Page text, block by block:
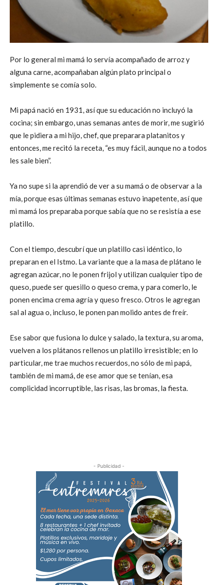
Por lo general mi mamá lo servía acompañado de arroz y
alguna carne, acompañaban algún plato principal o
simplemente se comía solo.
Mi papá nació en 1931, así que su educación no incluyó la
cocina; sin embargo, unas semanas antes de morir, me sugirió
que le pidiera a mi hijo, chef, que preparara platanitos y
entonces, me recitó la receta, “es muy fácil, aunque no a todos
les sale bien”.
Ya no supe si la aprendió de ver a su mamá o de observar a la
mía, porque esas últimas semanas estuvo inapetente, así que
mi mamá los preparaba porque sabía que no se resistía a ese
platillo.
Con el tiempo, descubrí que un platillo casi idéntico, lo
preparan en el Istmo. La variante que a la masa de plátano le
agregan azúcar, no le ponen frijol y utilizan cualquier tipo de
queso, puede ser quesillo o queso crema, y para comerlo, le
ponen encima crema agría y queso fresco. Otros le agregan
sal al agua o, incluso, le ponen pan molido antes de freír.
Ese sabor que fusiona lo dulce y salado, la textura, su aroma,
vuelven a los plátanos rellenos un platillo irresistible; en lo
particular, me trae muchos recuerdos, no sólo de mi papá,
también de mi mamá, de ese amor que se tenían, esa
complicidad incorruptible, las risas, las bromas, la fiesta.
- Publicidad -